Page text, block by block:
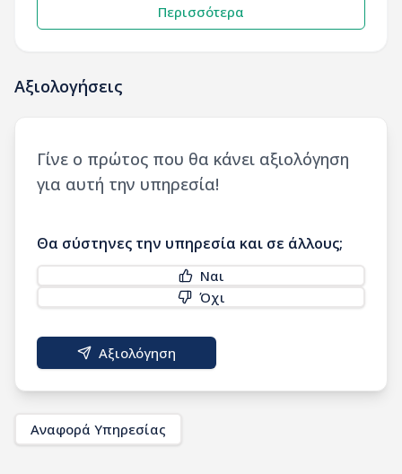
Περισσότερα
Αξιολογήσεις
Γίνε ο πρώτος που θα κάνει αξιολόγηση
για αυτή την υπηρεσία!
Θα σύστηνες την υπηρεσία και σε άλλους;
Ναι
Όχι
Αξιολόγηση
Αναφορά Υπηρεσίας